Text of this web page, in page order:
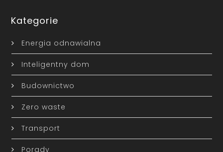
Kategorie
Energia odnawialna
Inteligentny dom
Budownictwo
Zero waste
Transport
Porady